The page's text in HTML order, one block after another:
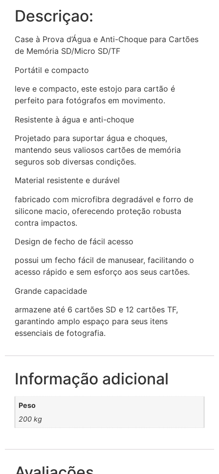
Descriçao:
Case à Prova d’Água e Anti-Choque para Cartões
de Memória SD/Micro SD/TF
Portátil e compacto
leve e compacto, este estojo para cartão é
perfeito para fotógrafos em movimento.
Resistente à água e anti-choque
Projetado para suportar água e choques,
mantendo seus valiosos cartões de memória
seguros sob diversas condições.
Material resistente e durável
fabricado com microfibra degradável e forro de
silicone macio, oferecendo proteção robusta
contra impactos.
Design de fecho de fácil acesso
possui um fecho fácil de manusear, facilitando o
acesso rápido e sem esforço aos seus cartões.
Grande capacidade
armazene até 6 cartões SD e 12 cartões TF,
garantindo amplo espaço para seus itens
essenciais de fotografia.
Informação adicional
Peso
200 kg